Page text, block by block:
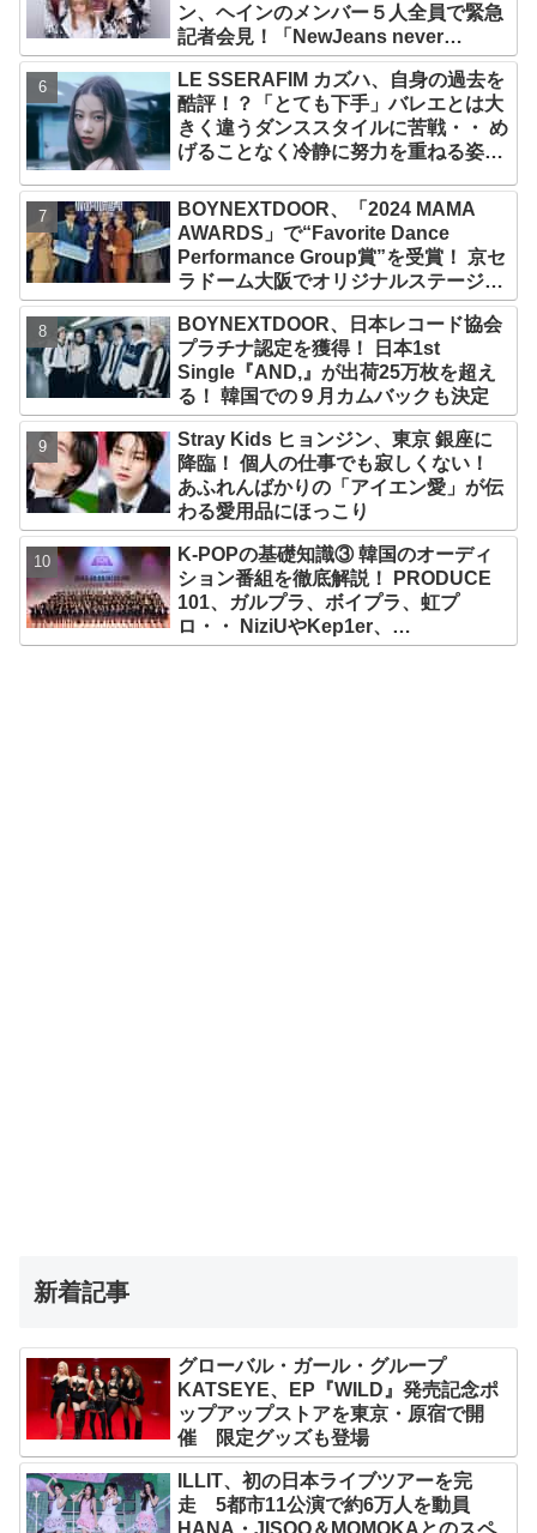
ン、ヘインのメンバー５人全員で緊急
記者会見！「NewJeans never
dies!」と微笑みの宣言！ ADOR側、
2029年まで契約有効と主張
LE SSERAFIM カズハ、自身の過去を
酷評！？「とても下手」バレエとは大
きく違うダンススタイルに苦戦・・ め
げることなく冷静に努力を重ねる姿に
BOYNEXTDOOR、「2024 MAMA
AWARDS」で“Favorite Dance
Performance Group賞”を受賞！ 京セ
ラドーム大阪でオリジナルステージパ
フォーマンス披露！ 卒業パーティーを
コンセプトにスーツで魅了【動画あ
り】
BOYNEXTDOOR、日本レコード協会
プラチナ認定を獲得！ 日本1st
Single『AND,』が出荷25万枚を超え
る！ 韓国での９月カムバックも決定
Stray Kids ヒョンジン、東京 銀座に
降臨！ 個人の仕事でも寂しくない！
あふれんばかりの「アイエン愛」が伝
わる愛用品にほっこり
K-POPの基礎知識③ 韓国のオーディ
ション番組を徹底解説！ PRODUCE
101、ガルプラ、ボイプラ、虹プ
ロ・・ NiziUやKep1er、
ZEROBASEONEら人気グループが
新着記事
グローバル・ガール・グループ
KATSEYE、EP『WILD』発売記念ポ
ップアップストアを東京・原宿で開
催 限定グッズも登場
ILLIT、初の日本ライブツアーを完
走 5都市11公演で約6万人を動員